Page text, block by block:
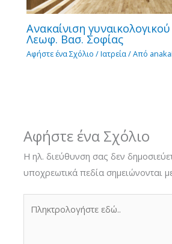
Ανακαίνιση
Λεωφ. Βασ. Σοφίας
Αφήστε ένα Σχόλιο /Ιατρεία/ Από
Αφήστε ένα Σχόλιο
Η ηλ. διεύθυνση σας δεν
υποχρεωτικά πεδία σημειώνονται